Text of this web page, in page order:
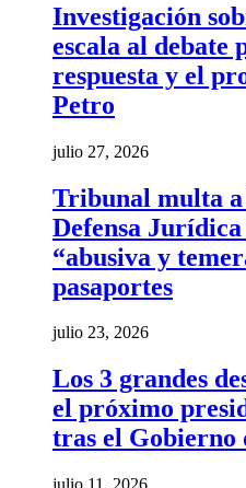
Investigación
escala al debate
respuesta y el
Petro
julio 27, 2026
Tribunal multa a
Defensa
“abusiva y
pasaportes
julio 23, 2026
Los 3 grandes
el próximo
tras el Gobierno